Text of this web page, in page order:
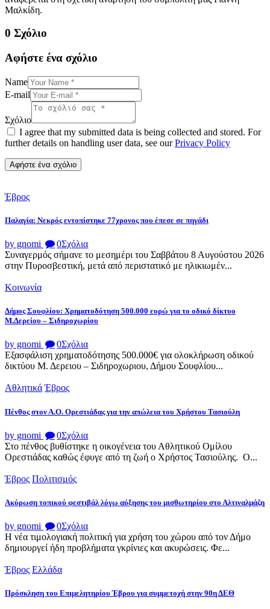
Μαλκίδη.
0 Σχόλιο
Αφήστε ένα σχόλιο
Name
E-mail
Σχόλιο
I agree that my submitted data is being collected and stored. For
further details on handling user data, see ourPrivacy Policy
Έβρος
Παλαγία: Νεκρός εντοπίστηκε 77χρονος που έπεσε σε πηγάδι
by gnomi 0Σχόλια
Συναγερμός σήμανε το μεσημέρι του Σαββάτου 8 Αυγούστου 2026
στην Πυροσβεστική, μετά από περιστατικό με ηλικιωμέν...
Κοινωνία
Δήμος Σουφλίου: Χρηματοδότηση 500.000 ευρώ για το οδικό δίκτυο
Μ.Δερείου – Σιδηροχωρίου
by gnomi 0Σχόλια
Εξασφάλιση χρηματοδότησης 500.000€ για ολοκλήρωση οδικού
δικτύου Μ. Δερειου – Σιδηροχωριου, Δήμου Σουφλίου...
Αθλητικά Έβρος
Πένθος στον Α.Ο. Ορεστιάδας για την απώλεια του Χρήστου Τασιούλη
by gnomi 0Σχόλια
Στο πένθος βυθίστηκε η οικογένεια του Αθλητικού Ομίλου
Ορεστιάδας καθώς έφυγε από τη ζωή ο Χρήστος Τασιούλης. Ο...
Έβρος Πολιτισμός
Ακύρωση τοπικού φεστιβάλ λόγω αύξησης του μισθωτηρίου στο Αλτιναλμάζη
by gnomi 0Σχόλια
Η νέα τιμολογιακή πολιτική για χρήση του χώρου από τον Δήμο
δημιουργεί ήδη προβλήματα γκρίνιες και ακυρώσεις. Φε...
Έβρος Ελλάδα
Πρόσκληση του Επιμελητηρίου Έβρου για συμμετοχή στην 90η ΔΕΘ